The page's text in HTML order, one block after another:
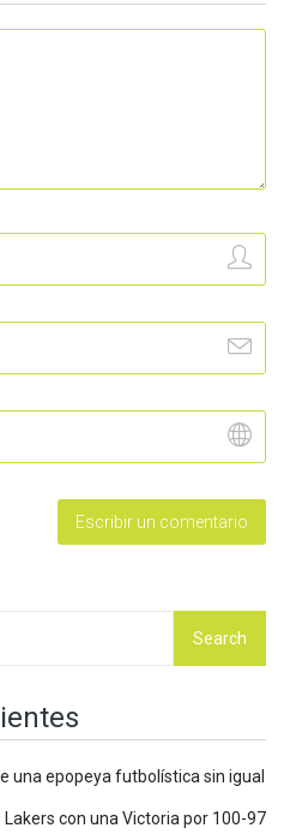
una epopeya futbolística sin igual
con una Victoria por 100-97